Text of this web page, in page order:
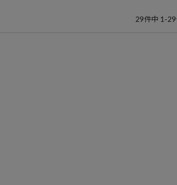
29件中 1 -29